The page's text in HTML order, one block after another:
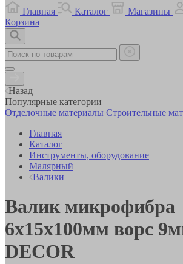
Главная
Каталог Магазины
Корзина
Назад
Популярные категории
Отделочные материалы Строительные
Главная
Каталог
Инструменты, оборудование
Малярный
Валики
Валик микрофибра
6х15х100мм ворс
DECOR